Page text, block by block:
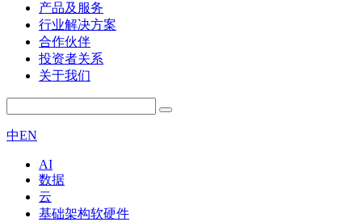
产品及服务
行业解决方案
合作伙伴
投资者关系
关于我们
中EN
AI
数据
云
基础架构软硬件